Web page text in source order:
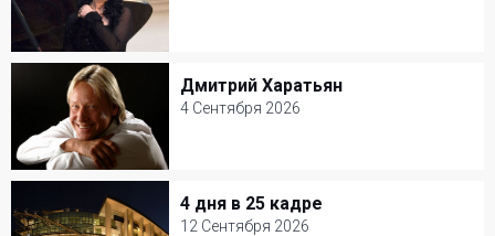
1 Сентября 2026
Театр Вахтангова
Классическая музыка
Дмитрий Харатьян
4 Сентября 2026
Дмитрий Харатьян
4 Сентября 2026
Джаз-клуб Игоря Бутмана
Популярная музыка
4 дня в 25 кадре
12 Сентября 2026
4 дня в 25 кадре